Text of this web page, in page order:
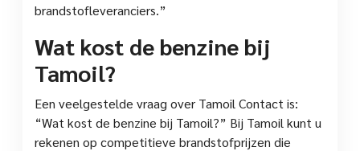
brandstofleveranciers.”
Wat kost de benzine bij
Tamoil?
Een veelgestelde vraag over Tamoil Contact is:
“Wat kost de benzine bij Tamoil?” Bij Tamoil kunt u
rekenen op competitieve brandstofprijzen die